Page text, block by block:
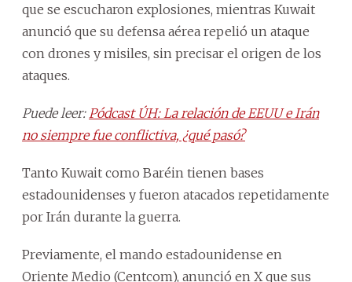
que se escucharon explosiones, mientras Kuwait
anunció que su defensa aérea repelió un ataque
con drones y misiles, sin precisar el origen de los
ataques.
Puede leer: Pódcast ÚH: La relación de EEUU e Irán
no siempre fue conflictiva, ¿qué pasó?
Tanto Kuwait como Baréin tienen bases
estadounidenses y fueron atacados repetidamente
por Irán durante la guerra.
Previamente, el mando estadounidense en
Oriente Medio (Centcom), anunció en X que sus